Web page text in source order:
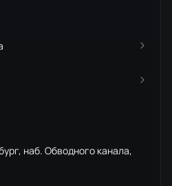
наб. Обводного канала,